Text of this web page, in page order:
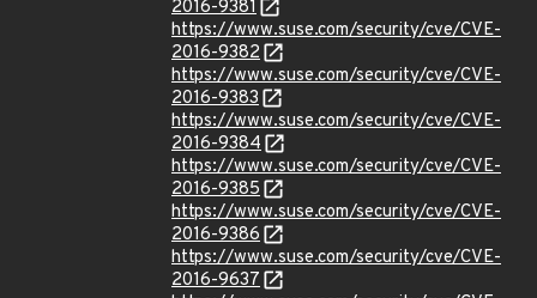
2016-9381
https://www.suse.com/security/cve/CVE-
2016-9382
https://www.suse.com/security/cve/CVE-
2016-9383
https://www.suse.com/security/cve/CVE-
2016-9384
https://www.suse.com/security/cve/CVE-
2016-9385
https://www.suse.com/security/cve/CVE-
2016-9386
https://www.suse.com/security/cve/CVE-
2016-9637